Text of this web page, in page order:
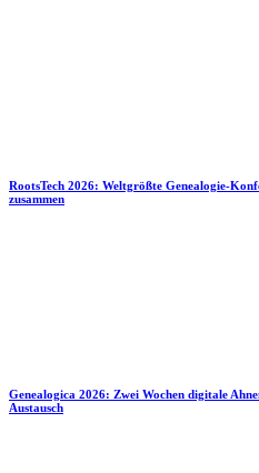
RootsTech 2026: Weltgrößte Genealogie-
zusammen
Genealogica 2026: Zwei Wochen digitale
Austausch